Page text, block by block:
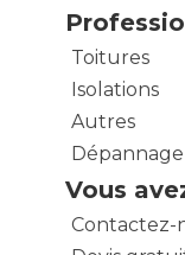
Toitures
Isolations
Autres
Dépannage
Vous
Contactez-